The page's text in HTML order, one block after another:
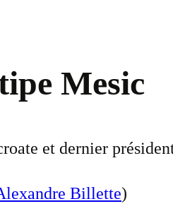
Mesic
et dernier
Billette)